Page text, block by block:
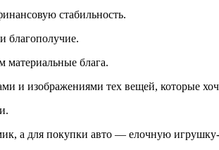
стабильность.
благополучие.
материальные блага.
и изображениями тех вещей, которые
а для покупки авто — елочную